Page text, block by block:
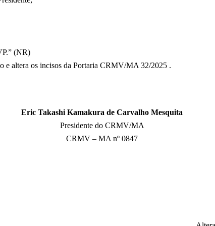
(NR)
e altera os incisos da Portaria CRMV/MA 32/2025 .
Eric Takashi Kamakura de Carvalho Mesquita
Presidente do CRMV/MA
CRMV – MA nº 0847